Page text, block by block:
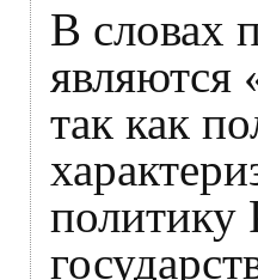
В словах
являются
так как
политику